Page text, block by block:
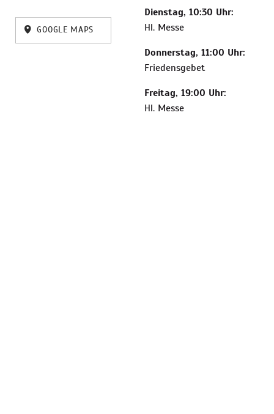
GOOGLE MAPS
Dienstag, 10:30 Uhr:
Hl. Messe
Donnerstag, 11:00 Uhr:
Friedensgebet
Freitag, 19:00 Uhr:
Hl. Messe